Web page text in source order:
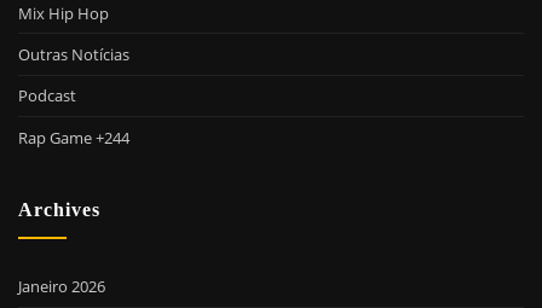
Mix Hip Hop
Outras Notícias
Podcast
Rap Game +244
Archives
Janeiro 2026